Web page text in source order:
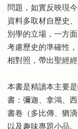
問題，如實反映現
資料多取材自歷史
別學的立場，一方
考慮歷史的準確性
相對照，帶出聖經經
本書是精讀本主要
書：彌迦、拿鴻、
書卷（多比傳、猶
以及趣味專題小品。